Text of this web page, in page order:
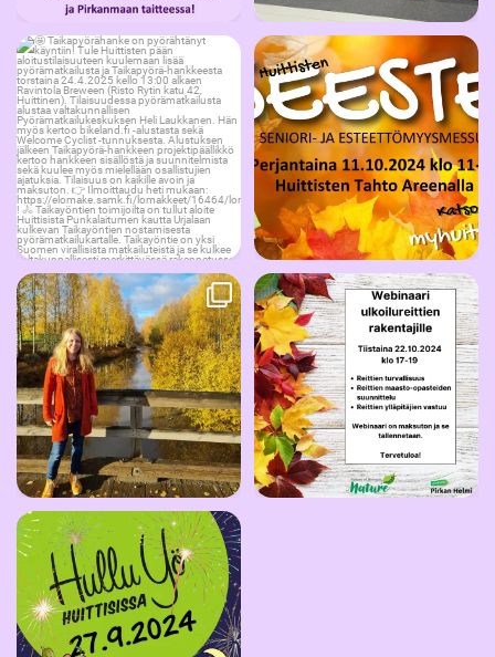
🤩 Taikapyörähanke on pyörähtänyt
käyntiin! Tule...
12 0
🍁Taikayöntie on edustettuna
Huittisten SEESTE...
6 0
Taikayöntien Lumo -hanke päättyy
tänään....
31 0
🍁🍂Leader Pirkan Helmi järjestää
maksuttoman ...
9 0
Huittisissa on taas Hullu Yö -
kaupunkitapahtuma...
9